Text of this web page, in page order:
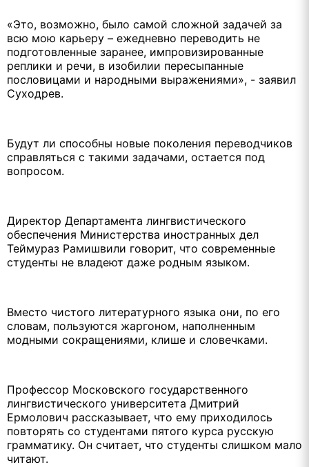
«Это, возможно, было самой сложной задачей за
всю мою карьеру – ежедневно переводить не
подготовленные заранее, импровизированные
реплики и речи, в изобилии пересыпанные
пословицами и народными выражениями», - заявил
Суходрев.
Будут ли способны новые поколения переводчиков
справляться с такими задачами, остается под
вопросом.
Директор Департамента лингвистического
обеспечения Министерства иностранных дел
Теймураз Рамишвили говорит, что современные
студенты не владеют даже родным языком.
Вместо чистого литературного языка они, по его
словам, пользуются жаргоном, наполненным
модными сокращениями, клише и словечками.
Профессор Московского государственного
лингвистического университета Дмитрий
Ермолович рассказывает, что ему приходилось
повторять со студентами пятого курса русскую
грамматику. Он считает, что студенты слишком мало
читают.